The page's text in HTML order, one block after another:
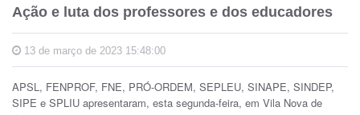
Ação e luta dos professores e dos educadores
13 de março de 2023 15:48:00
APSL, FENPROF, FNE, PRÓ-ORDEM, SEPLEU, SINAPE, SINDEP,
SIPE e SPLIU apresentaram, esta segunda-feira, em Vila Nova de